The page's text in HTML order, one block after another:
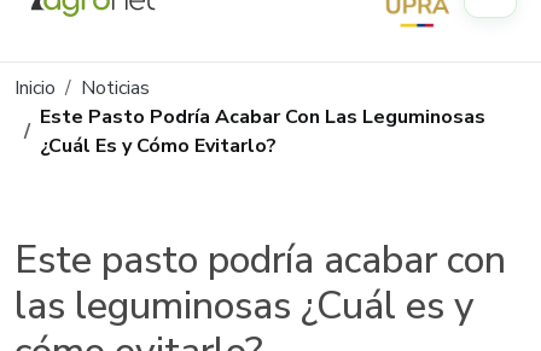
Ruta de navegación
Inicio
Noticias
Este Pasto Podría Acabar Con Las Leguminosas
¿Cuál Es y Cómo Evitarlo?
Este pasto podría acabar con
las leguminosas ¿Cuál es y